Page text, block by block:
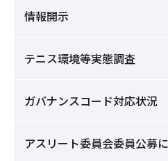
情報開示
テニス環境等実態調査
ガバナンスコード対応状況
アスリート委員会委員公募